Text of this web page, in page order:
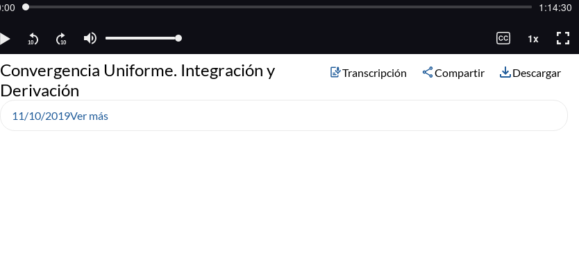
Convergencia Uniforme. Integración y
Derivación
Transcripción Compartir Descargar
11/10/2019Ver más